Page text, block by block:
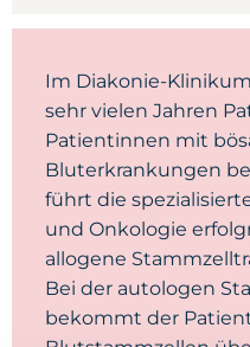
Im Diakonie-
sehr vielen Jahren
Patientinnen mit
Bluterkrankungen
führt die
und Onkologie
allogene
Bei der autologen
bekommt der